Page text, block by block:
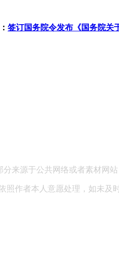
签订国务院令发布《国务院关
来源于公共网络或者素材网
照作者本人意愿处理，如未及